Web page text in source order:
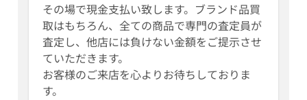
その場で現金支払い致します。ブランド品買
取はもちろん、全ての商品で専門の査定員が
査定し、他店には負けない金額をご提示させ
ていただきます。
お客様のご来店を心よりお待ちしておりま
す。